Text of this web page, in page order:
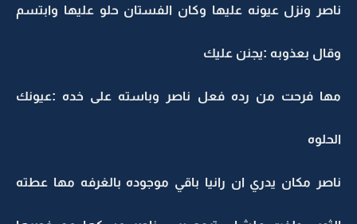
ناصر ونزل عيونه عليها وكان الفستان حلو عليها وابتسم
وقال بعذوبه :يجنن عليك
مها فرحت من رده فعل ناصر وباسته على خده :عيونك
الحلوه
ناصر مكان يدري ان رانيا باقي موجوده بالغرفه مها عطته